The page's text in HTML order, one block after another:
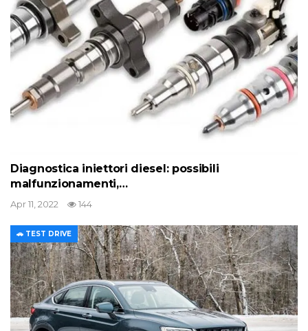
Diagnostica iniettori diesel: possibili
malfunzionamenti,…
Apr 11, 2022 144
🚗 TEST DRIVE